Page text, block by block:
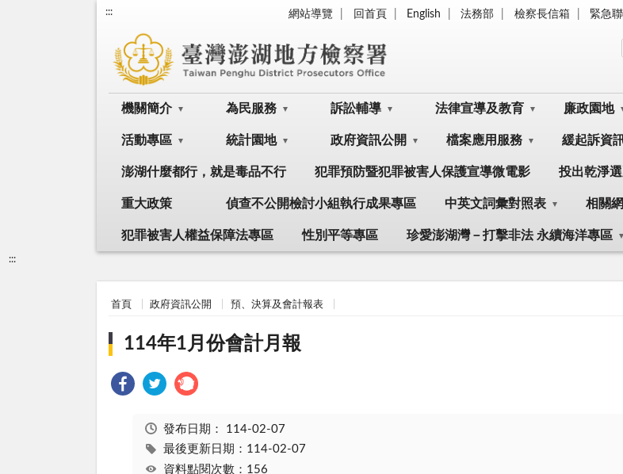
::: 網站導覽 回首頁 English 法務部 檢察長信箱 緊急
機關簡介 為民服務 訴訟輔導 法律宣導及教育 廉政園地
活動專區 統計園地 政府資訊公開 檔案應用服務 緩起訴資
澎湖什麼都行，就是毒品不行 犯罪預防暨犯罪被害人保護宣導微電影 投出乾淨
重大政策 偵查不公開檢討小組執行成果專區 中英文詞彙對照表 相關
犯罪被害人權益保障法專區 性別平等專區 珍愛澎湖灣－打擊非法 永續海洋專區
:::
首頁 政府資訊公開 預、決算及會計報表
114年1月份會計月報
發布日期： 114-02-07
最後更新日期：114-02-07
資料點閱次數：156